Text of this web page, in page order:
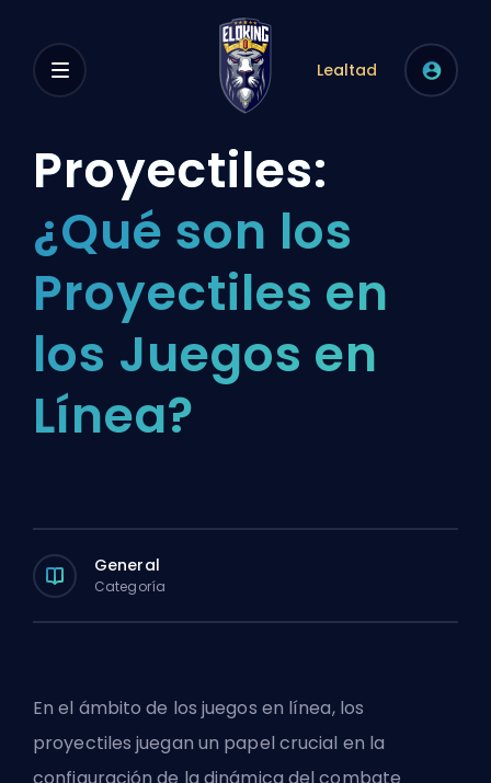
Lealtad
Proyectiles:
¿Qué son los
Proyectiles en
los Juegos en
Línea?
General
Categoría
En el ámbito de los juegos en línea, los
proyectiles juegan un papel crucial en la